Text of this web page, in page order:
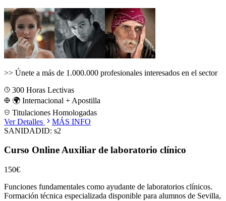
>> Únete a más de 1.000.000 profesionales interesados en el sector
300 Horas Lectivas
🌍 Internacional + Apostilla
Titulaciones Homologadas
Ver Detalles
MÁS INFO
SANIDADID: s2
Curso Online Auxiliar de laboratorio clínico
150€
Funciones fundamentales como ayudante de laboratorios clínicos.
Formación técnica especializada disponible para alumnos de Sevilla,